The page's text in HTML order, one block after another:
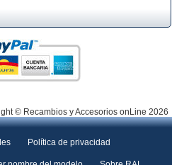
© Recambios y Accesorios onLine 2026
Política de privacidad